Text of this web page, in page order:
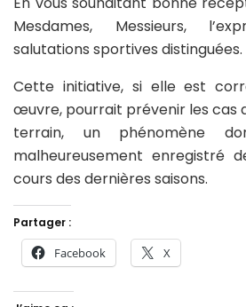
Mesdames, Messieurs,
salutations sportives distinguées.
Cette initiative, si elle est
œuvre, pourrait prévenir les cas
terrain, un phénomène
malheureusement enregistré
cours des dernières saisons.
Partager :
Facebook X